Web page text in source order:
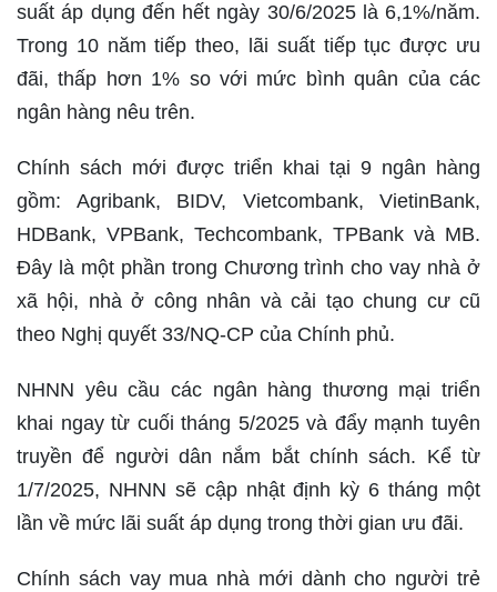
suất áp dụng đến hết ngày 30/6/2025 là 6,1%/năm.
Trong 10 năm tiếp theo, lãi suất tiếp tục được ưu
đãi, thấp hơn 1% so với mức bình quân của các
ngân hàng nêu trên.
Chính sách mới được triển khai tại 9 ngân hàng
gồm: Agribank, BIDV, Vietcombank, VietinBank,
HDBank, VPBank, Techcombank, TPBank và MB.
Đây là một phần trong Chương trình cho vay nhà ở
xã hội, nhà ở công nhân và cải tạo chung cư cũ
theo Nghị quyết 33/NQ-CP của Chính phủ.
NHNN yêu cầu các ngân hàng thương mại triển
khai ngay từ cuối tháng 5/2025 và đẩy mạnh tuyên
truyền để người dân nắm bắt chính sách. Kể từ
1/7/2025, NHNN sẽ cập nhật định kỳ 6 tháng một
lần về mức lãi suất áp dụng trong thời gian ưu đãi.
Chính sách vay mua nhà mới dành cho người trẻ